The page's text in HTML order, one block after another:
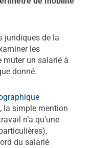
juridiques de la
les
muter un salarié à
donné.
la simple mention
n’a qu’une
du salarié